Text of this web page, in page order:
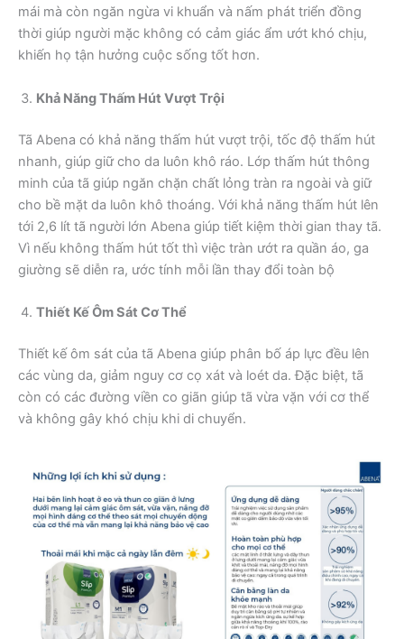
mái mà còn ngăn ngừa vi khuẩn và nấm phát triển đồng
thời giúp người mặc không có cảm giác ẩm ướt khó chịu,
khiến họ tận hưởng cuộc sống tốt hơn.
Khả Năng Thấm Hút Vượt Trội
Tã Abena có khả năng thấm hút vượt trội, tốc độ thấm hút
nhanh, giúp giữ cho da luôn khô ráo. Lớp thấm hút thông
minh của tã giúp ngăn chặn chất lỏng tràn ra ngoài và giữ
cho bề mặt da luôn khô thoáng. Với khả năng thấm hút lên
tới 2,6 lít tã người lớn Abena giúp tiết kiệm thời gian thay tã.
Vì nếu không thấm hút tốt thì việc tràn ướt ra quần áo, ga
giường sẽ diễn ra, ước tính mỗi lần thay đổi toàn bộ
Thiết Kế Ôm Sát Cơ Thể
Thiết kế ôm sát của tã Abena giúp phân bố áp lực đều lên
các vùng da, giảm nguy cơ cọ xát và loét da. Đặc biệt, tã
còn có các đường viền co giãn giúp tã vừa vặn với cơ thể
và không gây khó chịu khi di chuyển.